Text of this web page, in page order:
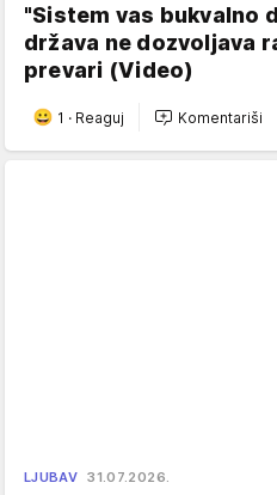
"Sistem vas bukvalno
država ne dozvoljava
prevari (Video)
1 · Reaguj Komentariši
LJUBAV 31.07.2026.